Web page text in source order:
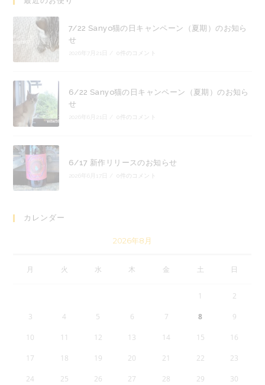
7/22 Sanyo猫の日キャンペーン（夏期）のお知ら
せ
0件のコメント
6/22 Sanyo猫の日キャンペーン（夏期）のお知ら
せ
0件のコメント
6/17 新作リリースのお知らせ
0件のコメント
カレンダー
2026年8月
月 火 水 木 金 土 日
1 2
3 4 5 6 7 8 9
10 11 12 13 14 15 16
17 18 19 20 21 22 23
24 25 26 27 28 29 30